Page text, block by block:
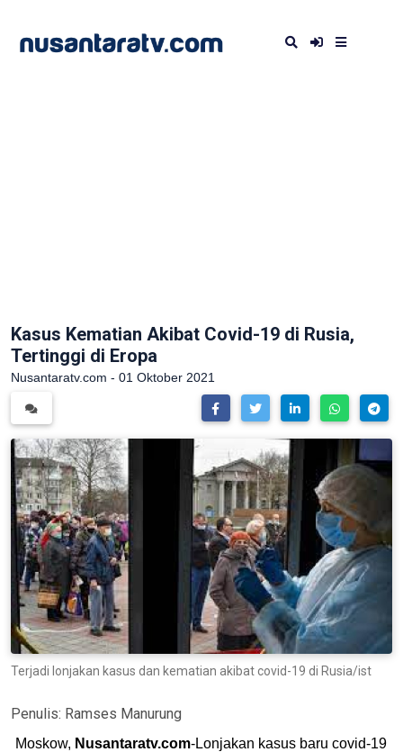
Kasus Kematian Akibat Covid-19 di Rusia,
Tertinggi di Eropa
Nusantaratv.com - 01 Oktober 2021
Terjadi lonjakan kasus dan kematian akibat covid-19 di Rusia/ist
Penulis: Ramses Manurung
Moskow, Nusantaratv.com-Lonjakan kasus baru covid-19